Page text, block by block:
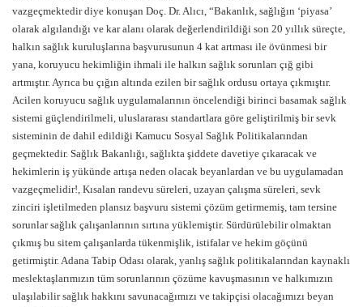
vazgeçmektedir diye konuşan Doç. Dr. Alıcı, “Bakanlık, sağlığın ‘piyasa’
olarak algılandığı ve kar alanı olarak değerlendirildiği son 20 yıllık süreçte,
halkın sağlık kuruluşlarına başvurusunun 4 kat artması ile övünmesi bir
yana, koruyucu hekimliğin ihmali ile halkın sağlık sorunları çığ gibi
artmıştır. Ayrıca bu çığın altında ezilen bir sağlık ordusu ortaya çıkmıştır.
Acilen koruyucu sağlık uygulamalarının öncelendiği birinci basamak sağlık
sistemi güçlendirilmeli, uluslararası standartlara göre geliştirilmiş bir sevk
sisteminin de dahil edildiği Kamucu Sosyal Sağlık Politikalarından
geçmektedir. Sağlık Bakanlığı, sağlıkta şiddete davetiye çıkaracak ve
hekimlerin iş yükünde artışa neden olacak beyanlardan ve bu uygulamadan
vazgeçmelidir!, Kısalan randevu süreleri, uzayan çalışma süreleri, sevk
zinciri işletilmeden plansız başvuru sistemi çözüm getirmemiş, tam tersine
sorunlar sağlık çalışanlarının sırtına yüklemiştir. Sürdürülebilir olmaktan
çıkmış bu sitem çalışanlarda tükenmişlik, istifalar ve hekim göçünü
getirmiştir. Adana Tabip Odası olarak, yanlış sağlık politikalarından kaynaklı
meslektaşlarımızın tüm sorunlarının çözüme kavuşmasının ve halkımızın
ulaşılabilir sağlık hakkını savunacağımızı ve takipçisi olacağımızı beyan